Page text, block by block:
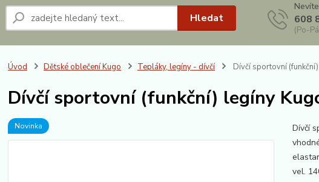
Hledat 608
(Po-
Úvod Dětské oblečení Kugo Tepláky, legíny - dívčí Dívčí sportovní
Dívčí sportovní (funkční) legíny
Novinka
Dívčí
vel.